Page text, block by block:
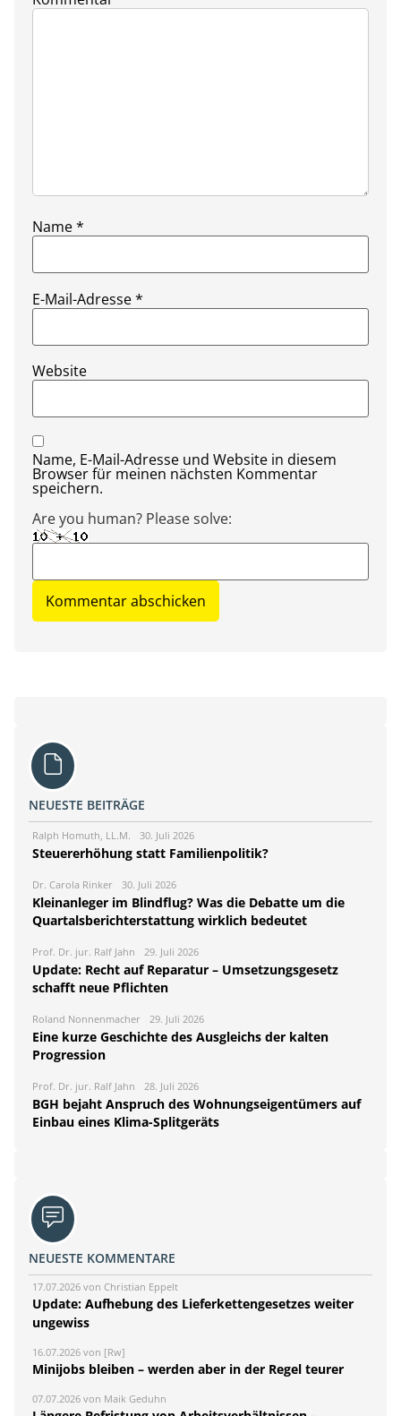
Name*
E-Mail-Adresse*
Website
Name, E-Mail-Adresse und Website in diesem
Browser für meinen nächsten Kommentar
speichern.
Are you human? Please solve:
NEUESTE BEITRÄGE
Ralph Homuth, LL.M. 30. Juli 2026
Steuererhöhung statt Familienpolitik?
Dr. Carola Rinker 30. Juli 2026
Kleinanleger im Blindflug? Was die Debatte um die
Quartalsberichterstattung wirklich bedeutet
Prof. Dr. jur. Ralf Jahn 29. Juli 2026
Update: Recht auf Reparatur – Umsetzungsgesetz
schafft neue Pflichten
Roland Nonnenmacher 29. Juli 2026
Eine kurze Geschichte des Ausgleichs der kalten
Progression
Prof. Dr. jur. Ralf Jahn 28. Juli 2026
BGH bejaht Anspruch des Wohnungseigentümers auf
Einbau eines Klima-Splitgeräts
NEUESTE KOMMENTARE
17.07.2026 von Christian Eppelt
Update: Aufhebung des Lieferkettengesetzes weiter
ungewiss
16.07.2026 von [Rw]
Minijobs bleiben – werden aber in der Regel teurer
07.07.2026 von Maik Geduhn